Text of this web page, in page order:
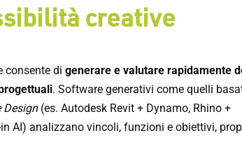
creative
consente di generare e valutare rapidamente
. Software generativi come quelli
Design(es. Autodesk Revit + Dynamo, Rhino +
AI) analizzano vincoli, funzioni e obiettivi,